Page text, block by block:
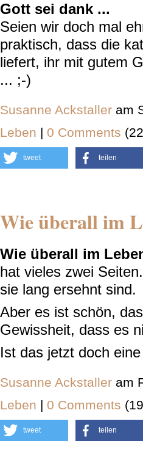
Gott sei dank ...
Seien wir doch mal
praktisch, dass die
liefert, ihr mit gutem
... ;-)
Susanne Ackstaller am
Leben | 0 Comments
tweet teilen
Wie überall im
Wie überall im
hat vieles zwei
sie lang ersehnt sind.
Aber es ist schön,
Gewissheit, dass es
Ist das jetzt doch eine
Susanne Ackstaller am
Leben | 0 Comments
tweet teilen